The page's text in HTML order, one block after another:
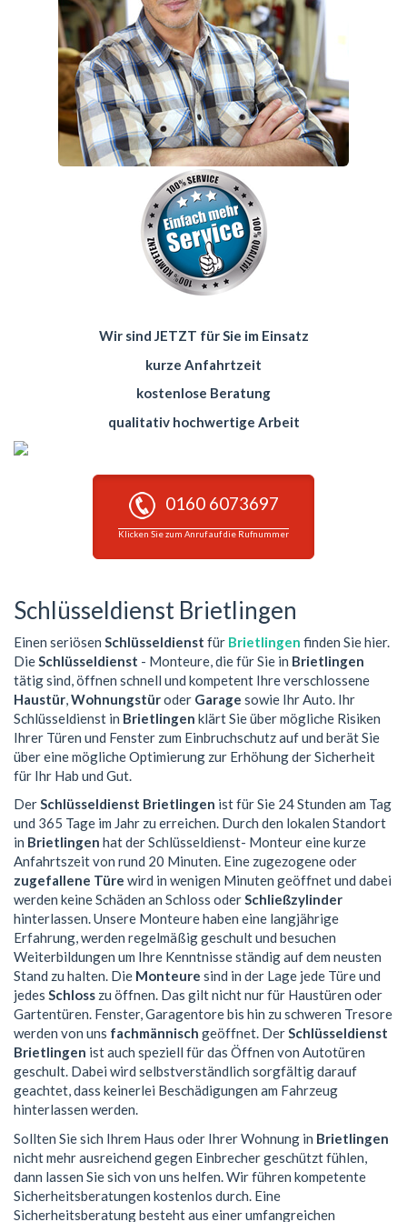
Wir sind JETZT für Sie im Einsatz
kurze Anfahrtzeit
kostenlose Beratung
qualitativ hochwertige Arbeit
0160 6073697
Klicken Sie zum Anruf auf die Rufnummer
Schlüsseldienst Brietlingen
Einen seriösen Schlüsseldienst für Brietlingen finden Sie hier.
DieSchlüsseldienst - Monteure, die für Sie in Brietlingen
tätig sind, öffnen schnell und kompetent Ihre verschlossene
Haustür,Wohnungstüroder Garage sowie Ihr Auto. Ihr
Schlüsseldienst in Brietlingen klärt Sie über mögliche Risiken
Ihrer Türen und Fenster zum Einbruchschutz auf und berät Sie
über eine mögliche Optimierung zur Erhöhung der Sicherheit
für Ihr Hab und Gut.
DerSchlüsseldienst Brietlingen ist für Sie 24 Stunden am Tag
und 365 Tage im Jahr zu erreichen. Durch den lokalen Standort
in Brietlingen hat der Schlüsseldienst- Monteur eine kurze
Anfahrtszeit von rund 20 Minuten. Eine zugezogene oder
zugefallene Türe wird in wenigen Minuten geöffnet und dabei
werden keine Schäden an Schloss oderSchließzylinder
hinterlassen. Unsere Monteure haben eine langjährige
Erfahrung, werden regelmäßig geschult und besuchen
Weiterbildungen um Ihre Kenntnisse ständig auf dem neusten
Stand zu halten. Die Monteure sind in der Lage jede Türe und
jedes Schloss zu öffnen. Das gilt nicht nur für Haustüren oder
Gartentüren. Fenster, Garagentore bis hin zu schweren Tresore
werden von uns fachmännisch geöffnet. DerSchlüsseldienst
Brietlingen ist auch speziell für das Öffnen von Autotüren
geschult. Dabei wird selbstverständlich sorgfältig darauf
geachtet, dass keinerlei Beschädigungen am Fahrzeug
hinterlassen werden.
Sollten Sie sich Ihrem Haus oder Ihrer Wohnung in Brietlingen
nicht mehr ausreichend gegen Einbrecher geschützt fühlen,
dann lassen Sie sich von uns helfen. Wir führen kompetente
Sicherheitsberatungen kostenlos durch. Eine
Sicherheitsberatung besteht aus einer umfangreichen